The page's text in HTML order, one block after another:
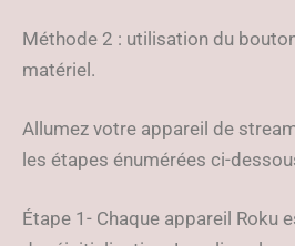
Méthode 2 : utilisation du
matériel.
Allumez votre appareil de
les étapes énumérées ci-
Étape 1- Chaque appareil Roku